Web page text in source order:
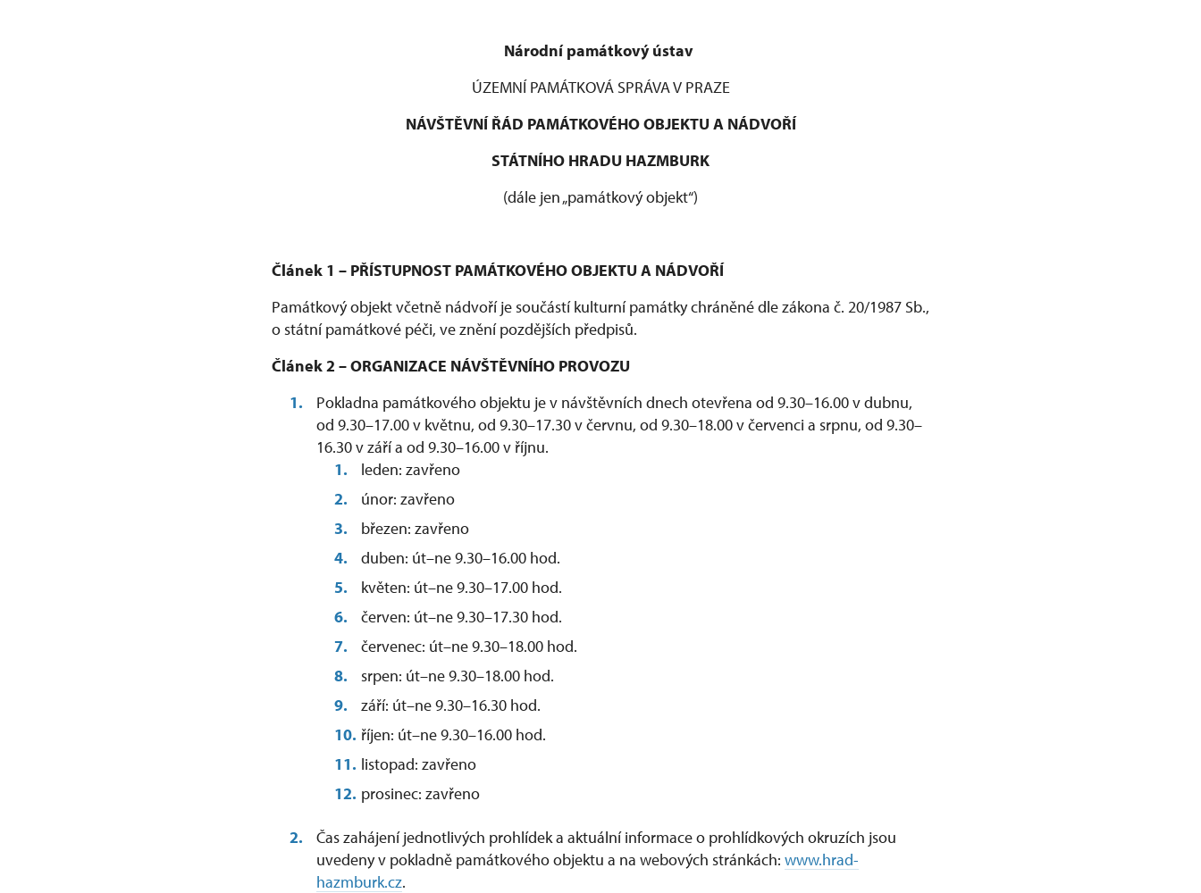
Národní památkový ústav
ÚZEMNÍ PAMÁTKOVÁ SPRÁVA V PRAZE
NÁVŠTĚVNÍ ŘÁD PAMÁTKOVÉHO OBJEKTU A NÁDVOŘÍ
STÁTNÍHO HRADU HAZMBURK
(dále jen „památkový objekt“)
Článek 1 – PŘÍSTUPNOST PAMÁTKOVÉHO OBJEKTU A NÁDVOŘÍ
Památkový objekt včetně nádvoří je součástí kulturní památky chráněné dle zákona č. 20/1987 Sb.,
o státní památkové péči, ve znění pozdějších předpisů.
Článek 2 – ORGANIZACE NÁVŠTĚVNÍHO PROVOZU
Pokladna památkového objektu je v návštěvních dnech otevřena od 9.30–16.00 v dubnu,
od 9.30–17.00 v květnu, od 9.30–17.30 v červnu, od 9.30–18.00 v červenci a srpnu, od 9.30–
16.30 v září a od 9.30–16.00 v říjnu.
leden: zavřeno
únor: zavřeno
březen: zavřeno
duben: út–ne 9.30–16.00 hod.
květen: út–ne 9.30–17.00 hod.
červen: út–ne 9.30–17.30 hod.
červenec: út–ne 9.30–18.00 hod.
srpen: út–ne 9.30–18.00 hod.
září: út–ne 9.30–16.30 hod.
říjen: út–ne 9.30–16.00 hod.
listopad: zavřeno
prosinec: zavřeno
Čas zahájení jednotlivých prohlídek a aktuální informace o prohlídkových okruzích jsou
uvedeny v pokladně památkového objektu a na webových stránkách: www.hrad-
hazmburk.cz.